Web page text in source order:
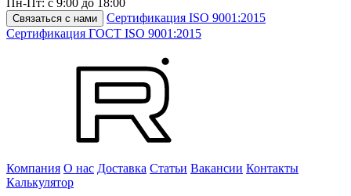
Связаться с нами
Сертификация ISO 9001:2015
Сертификация ГОСТ ISO 9001:2015
Компания О нас Доставка Статьи Вакансии Контакты
Калькулятор